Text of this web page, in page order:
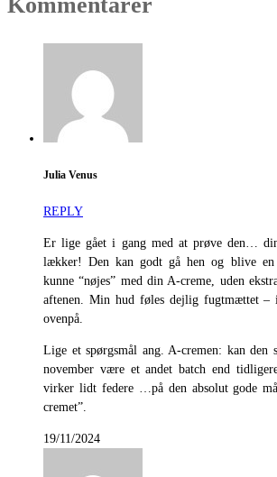
Julia Venus
REPLY
Er lige gået i gang med at prøve den…
lækker! Den kan godt gå hen og blive en
kunne “nøjes” med din A-creme, uden
aftenen. Min hud føles dejlig fugtmættet –
ovenpå.
Lige et spørgsmål ang. A-cremen: kan den
november være et andet batch end
virker lidt federe …på den absolut gode
cremet”.
19/11/2024